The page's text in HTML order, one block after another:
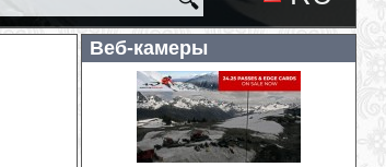
Веб-камеры